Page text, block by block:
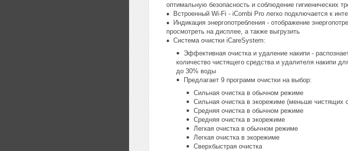
оптимальную безопасность и соблюдение гигиенических
Встроенный Wi-Fi - iCombi Pro легко подключается к
Индикация энергопотребления - отображение
просмотреть на дисплее, а также выгрузить
Система очистки iCareSystem:
Эффективная очистка и удаление накипи -
количество чистящего средства и удалителя накипи
до 30% воды
Предлагает 9 программ очистки на выбор:
Сильная очистка в обычном режиме
Сильная очистка в экорежиме (меньше чистящих
Средняя очистка в обычном режиме
Средняя очистка в экорежиме
Легкая очистка в обычном режиме
Легкая очистка в экорежиме
Сверхбыстрая очистка